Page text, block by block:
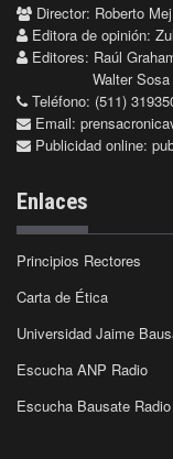
Director: Roberto
Editora de opinión:
Editores: Raúl
Walter
Teléfono: (511)
Email:
Publicidad online:
Enlaces
Principios Rectores
Carta de Ética
Universidad Jaime
Escucha ANP Radio
Escucha Bausate Radio